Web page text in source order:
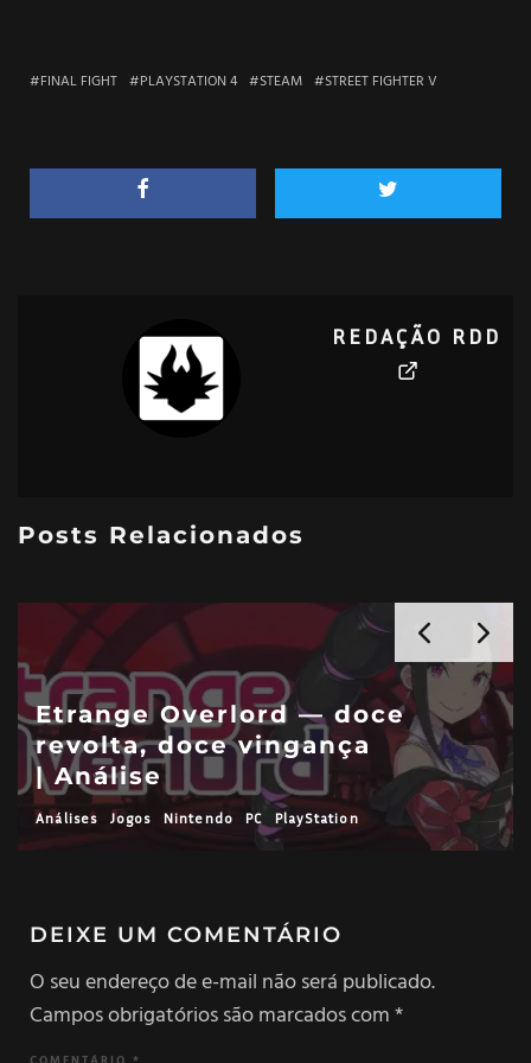
FINAL FIGHT PLAYSTATION 4 STEAM STREET FIGHTER V
REDAÇÃO RDD
Posts Relacionados
Etrange Overlord — doce
revolta, doce vingança
| Análise
Análises Jogos Nintendo PC PlayStation
DEIXE UM COMENTÁRIO
O seu endereço de e-mail não será publicado.
Campos obrigatórios são marcados com*